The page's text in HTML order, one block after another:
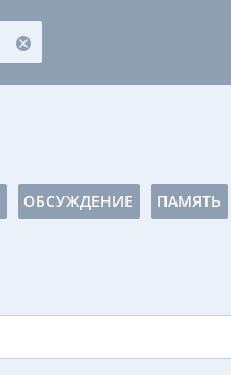
ОБСУЖДЕНИЕ ПАМЯТЬ